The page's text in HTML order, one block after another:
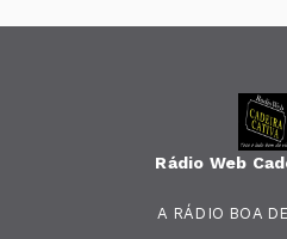
Rádio Web
A RÁDIO BOA